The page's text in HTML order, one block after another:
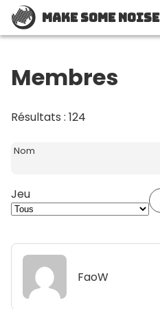
Make Some Noise
Membres
Résultats : 124
Nom
Jeu
FaoW